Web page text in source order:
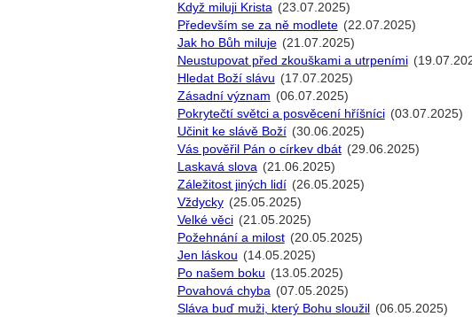
Když miluji Krista (23.07.2025)
Především se za ně modlete (22.07.2025)
Jak ho Bůh miluje (21.07.2025)
Neustupovat před zkouškami a utrpeními
Hledat Boží slávu (17.07.2025)
Zásadní význam (06.07.2025)
Pokrytečtí světci a posvěcení hříšníci (03.07.2025)
Učinit ke slávě Boží (30.06.2025)
Vás pověřil Pán o církev dbát (29.06.2025)
Laskavá slova (21.06.2025)
Záležitost jiných lidí (26.05.2025)
Vždycky (25.05.2025)
Velké věci (21.05.2025)
Požehnání a milost (20.05.2025)
Jen láskou (14.05.2025)
Po našem boku (13.05.2025)
Povahová chyba (07.05.2025)
Sláva buď muži, který Bohu sloužil
(06.05.2025)